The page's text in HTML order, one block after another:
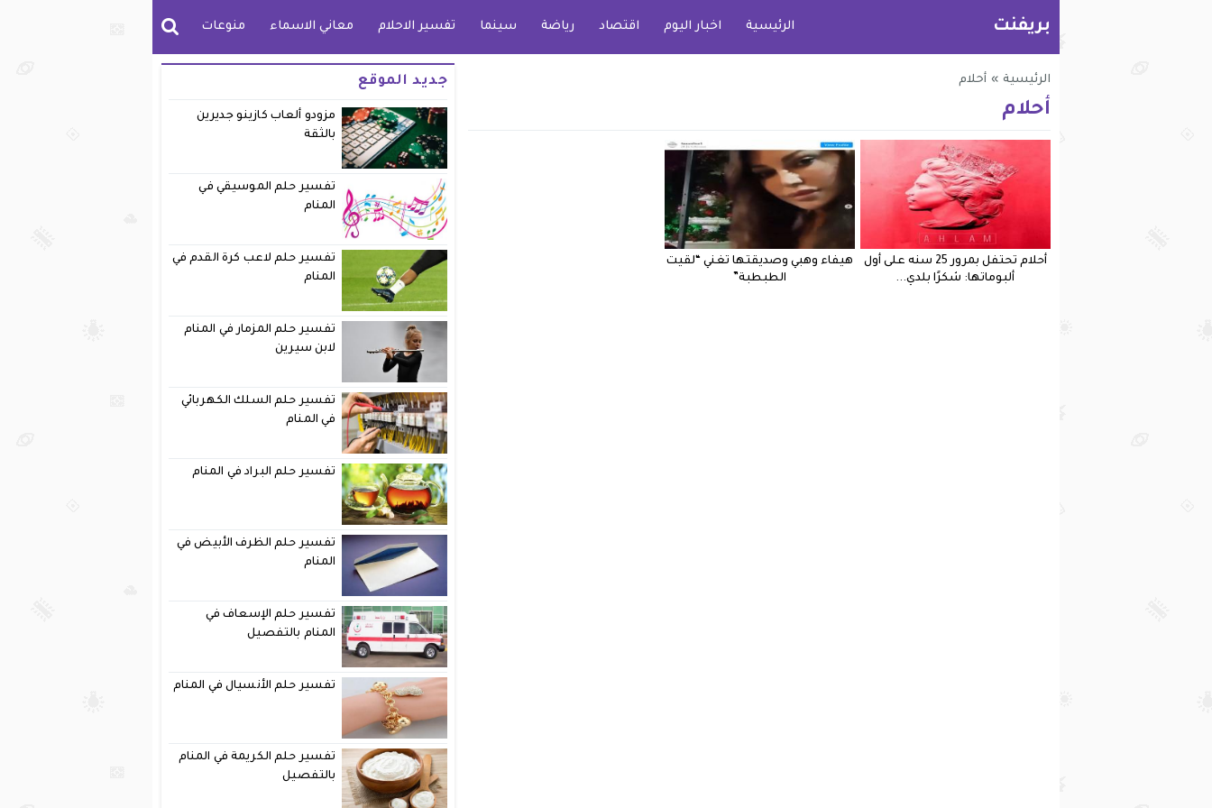
بريفنت الرئيسية اخبار اليوم اقتصاد رياضة سينما تفسير الاحلام معاني الاسماء منوعات
الرئيسية » أحلام
أحلام
أحلام تحتفل بمرور 25 سنه على أول
ألبوماتها: شكرًا بلدي...
هيفاء وهبي وصديقتها تغني “لقيت
الطبطبة”
جديد الموقع
مزودو ألعاب كازينو جديرين
بالثقة
تفسير حلم الموسيقي في
المنام
تفسير حلم لاعب كرة القدم في
المنام
تفسير حلم المزمار في المنام
لابن سيرين
تفسير حلم السلك الكهربائي
في المنام
تفسير حلم البراد في المنام
تفسير حلم الظرف الأبيض في
المنام
تفسير حلم الإسعاف في
المنام بالتفصيل
تفسير حلم الأنسيال في المنام
تفسير حلم الكريمة في المنام
بالتفصيل